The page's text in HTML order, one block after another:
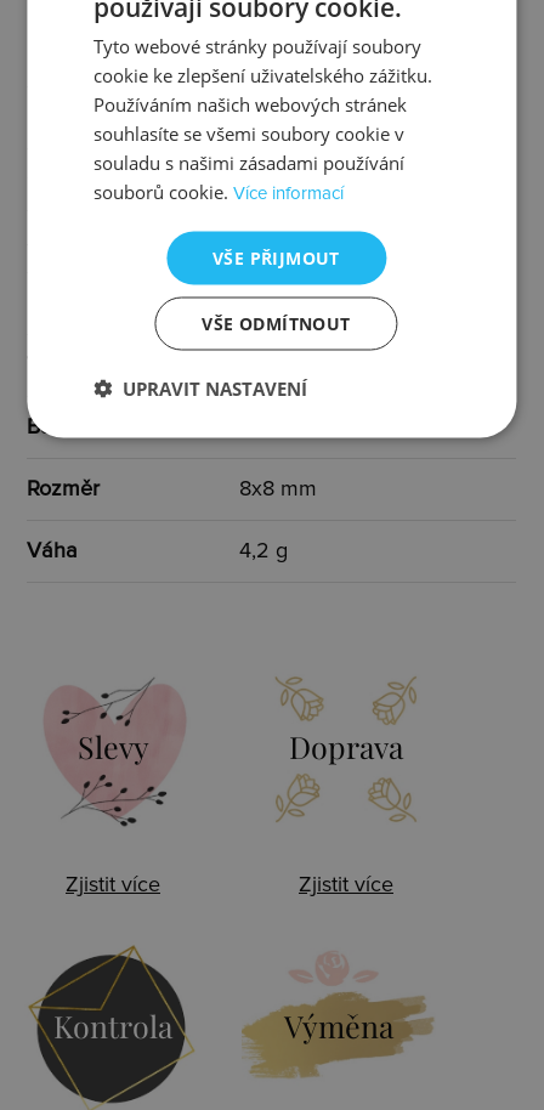
Materiál stříbro 925/1000, diamant
Povrchová úprava rhodiováno
diamant
Specifikace osazení 1x diamant I3/H 0,01 ct
ženy
Barva
Rozměr 8x8 mm
Váha 4,2 g
Slevy
Zjistit více
Doprava
Zjistit více
Kontrola Výměna
Tyto webové stránky používají soubory
cookie ke zlepšení uživatelského zážitku.
Používáním našich webových stránek
souhlasíte se všemi soubory cookie v
souladu s našimi zásadami používání
souborů cookie.Více informací
VŠE PŘIJMOUT
VŠE ODMÍTNOUT
UPRAVIT NASTAVENÍ